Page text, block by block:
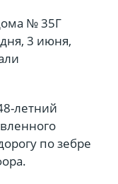
№ 35Г
3 июня,
летний
по зебре